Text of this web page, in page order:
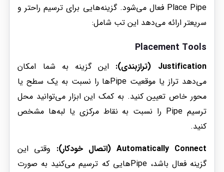
Place Pipe فعال می‌شود. گزینه‌هایی برای ترسیم راحتر و
سریعتر ارائه می‌دهد این تب شامل:
Placement Tools
Justification (ترازبندی):
این گزینه به شما امکان
می‌دهد تراز یا موقعیت Pipeها را نسبت به یک سطح یا
محور خاص تعیین کنید. به کمک این ابزار می‌توانید محل
ترسیم Pipe را نسبت به نقاط مرکزی یا لبه‌ها مشخص
کنید.
Automatically Connect (اتصال خودکار):
وقتی این
گزینه فعال باشد، Pipeهایی که ترسیم می‌کنید به صورت